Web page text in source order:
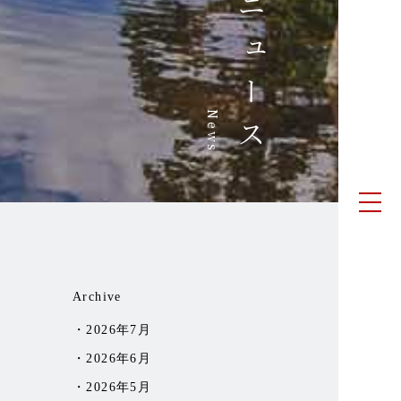
ニュース
News
Archive
2026年7月
2026年6月
2026年5月